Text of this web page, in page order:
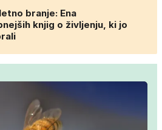
branje: Ena
knjig o življenju, ki jo